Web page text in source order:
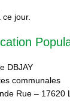
jour.
DBJAY
communales
Rue – 17620